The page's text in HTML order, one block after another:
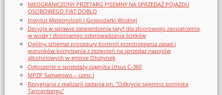
NIEOGRANICZONY PRZETARG PISEMNY NA SPRZEDAŻ POJAZDU
OSOBOWEGO FIAT DOBLO
Instytut Meteorologii i Gospodarki Wodnej
Decyzja w sprawie zatwierdzenia taryf dla zbiorowego zaopatrzenia
w wodę i zbiorowego odprowadzania ścieków
Ogólny schemat procedury kontroli przestrzegania zasad i
warunków korzystania z zezwoleń na sprzedaż napojów
alkoholowych w gminie Olsztynek
Ogłoszenie o sprzedaży ciągnika Ursus C-360
MPZP Samagowo – czesc I
Rezygnacja z realizacji zadania pn. "Odkrycie tajemnic pomnika
Tannenbergu"